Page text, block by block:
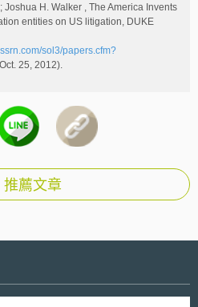
H. Walker , The America Invents
entities on US litigation, DUKE
sol3/papers.cfm?
25, 2012).
推薦文章